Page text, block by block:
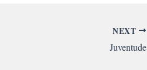
NEXT
Juventude